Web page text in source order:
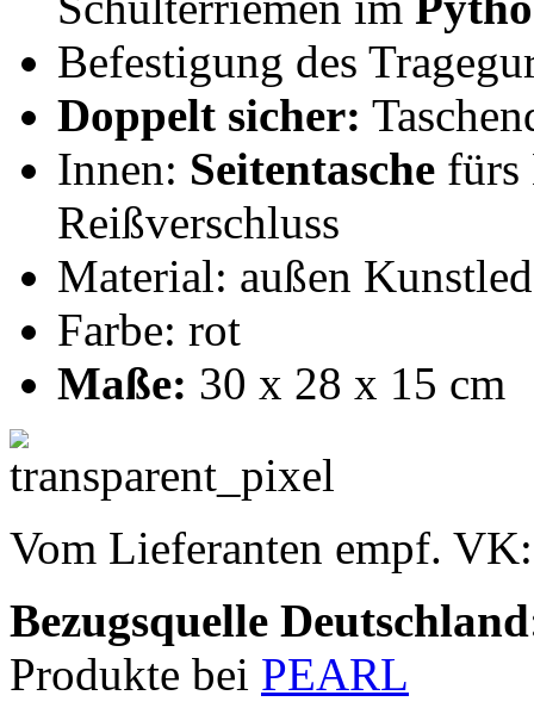
Befestigung des
Doppelt sicher:
Innen: Seitentasche fürs
Reißverschluss
Material: außen
Farbe: rot
Maße: 30 x 28 x 15 cm
Vom Lieferanten empf.
Bezugsquelle Deutschland
Produkte bei PEARL